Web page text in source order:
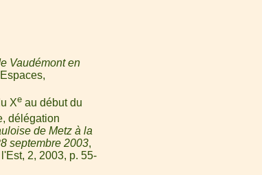
Vaudémont en
Xeau début du
délégation
de Metz à la
septembre 2003,
2, 2003, p. 55-